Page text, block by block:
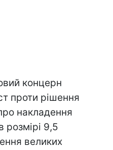
концерн
проти рішення
накладення
9,5
великих